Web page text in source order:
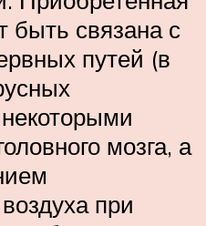
быть связана с
путей (в
мозга, а
при